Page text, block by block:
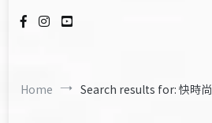
Home Search results for: 快時尚